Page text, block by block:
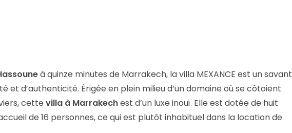
à quinze minutes de Marrakech, la villa MEXANCE est un savant
et d’authenticité. Érigée en plein milieu d’un domaine où se côtoient
cette villa à Marrakechest d’un luxe inouï. Elle est dotée de huit
de 16 personnes, ce qui est plutôt inhabituel dans la location de